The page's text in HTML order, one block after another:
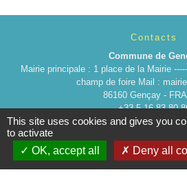
Contacts
Commune de
Mairie principale : 1 place de la Mairie
champ de foire Mail :
86160 Gençay -
+33 5 16 83 80
This site uses cookies and gives you
to activate
OK, accept all
Deny all